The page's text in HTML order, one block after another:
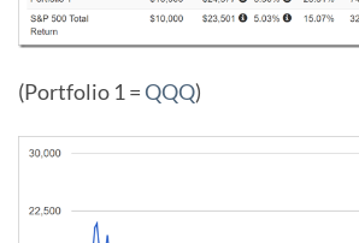
(Portfolio 1 =QQQ)